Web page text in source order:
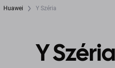
Huawei Y Széria
Y Széria